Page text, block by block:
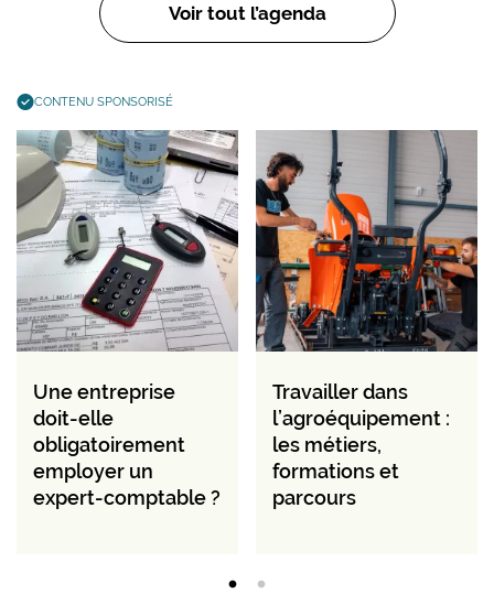
Voir tout l’agenda
CONTENU SPONSORISÉ
Une entreprise
doit-elle
obligatoirement
employer un
expert-comptable ?
Travailler dans
l’agroéquipement :
les métiers,
formations et
parcours